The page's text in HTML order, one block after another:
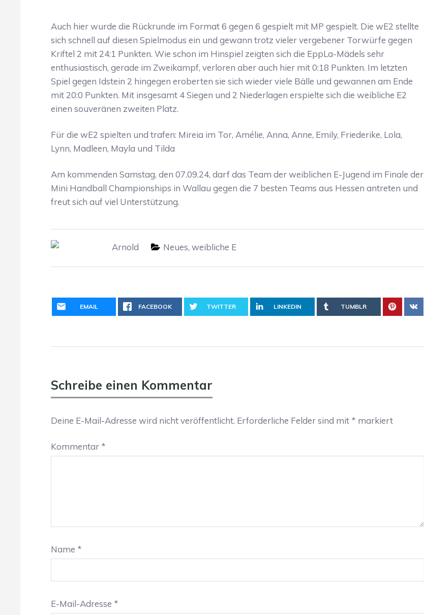
Auch hier wurde die Rückrunde im Format 6 gegen 6 gespielt mit MP gespielt. Die wE2 stellte
sich schnell auf diesen Spielmodus ein und gewann trotz vieler vergebener Torwürfe gegen
Kriftel 2 mit 24:1 Punkten. Wie schon im Hinspiel zeigten sich die EppLa-Mädels sehr
enthusiastisch, gerade im Zweikampf, verloren aber auch hier mit 0:18 Punkten. Im letzten
Spiel gegen Idstein 2 hingegen eroberten sie sich wieder viele Bälle und gewannen am Ende
mit 20:0 Punkten. Mit insgesamt 4 Siegen und 2 Niederlagen erspielte sich die weibliche E2
einen souveränen zweiten Platz.
Für die wE2 spielten und trafen: Mireia im Tor, Amélie, Anna, Anne, Emily, Friederike, Lola,
Lynn, Madleen, Mayla und Tilda
Am kommenden Samstag, den 07.09.24, darf das Team der weiblichen E-Jugend im Finale der
Mini Handball Championships in Wallau gegen die 7 besten Teams aus Hessen antreten und
freut sich auf viel Unterstützung.
Arnold Neues, weibliche E
EMAIL FACEBOOK TWITTER LINKEDIN TUMBLR
Schreibe einen Kommentar
Deine E-Mail-Adresse wird nicht veröffentlicht. Erforderliche Felder sind mit * markiert
Kommentar *
Name *
E-Mail-Adresse *